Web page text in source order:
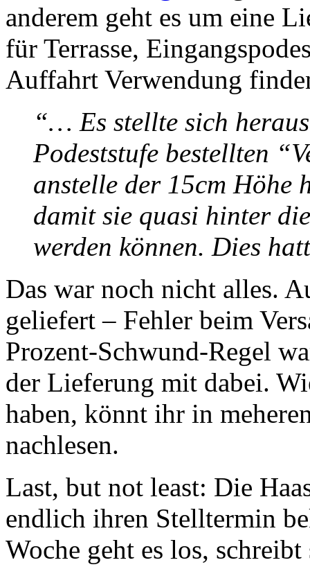
anderem geht es um eine
für Terrasse,
Auffahrt Verwendung
“… Es stellte sich
Podeststufe bestellten
anstelle der 15cm Höhe
damit sie quasi hinter
werden können. Dies
Das war noch nicht alles.
geliefert – Fehler beim
Prozent-Schwund-Regel
der Lieferung mit dabei.
haben, könnt ihr in
nachlesen.
Last, but not least: Die
endlich ihren Stelltermin
Woche geht es los,